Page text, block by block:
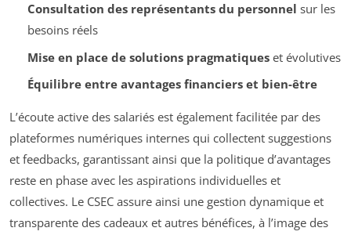
Consultation des représentants du personnel sur les
besoins réels
Mise en place de solutions pragmatiqueset évolutives
Équilibre entre avantages financiers et bien-être
L’écoute active des salariés est également facilitée par des
plateformes numériques internes qui collectent suggestions
et feedbacks, garantissant ainsi que la politique d’avantages
reste en phase avec les aspirations individuelles et
collectives. Le CSEC assure ainsi une gestion dynamique et
transparente des cadeaux et autres bénéfices, à l’image des